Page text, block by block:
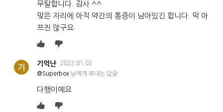
무탈합니다. 감사 ^^
맞은 자리에 아직 약간의 통증이 남아있긴 합니다. 막 아
프진 않구요
기 기억난
2022.01.02
@Superbox 님에게 보내는 답글
다행이예요